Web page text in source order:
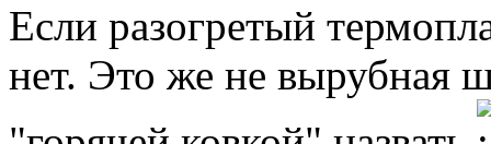
Если разогретый
нет. Это же не вырубная